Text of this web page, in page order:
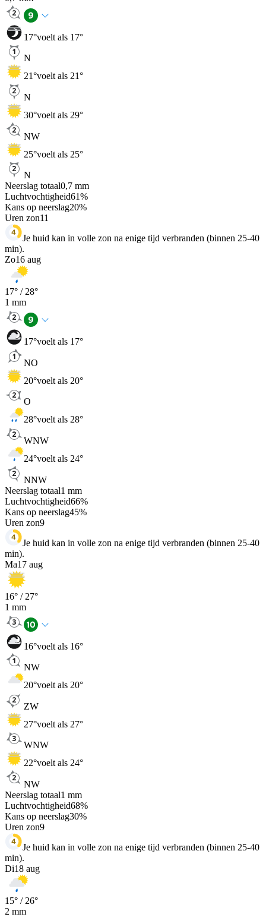
17°voelt als 17°
N
21°voelt als 21°
N
30°voelt als 29°
NW
25°voelt als 25°
N
Neerslag totaal0,7 mm
Luchtvochtigheid61%
Kans op neerslag20%
Uren zon11
Je huid kan in volle zon na enige tijd verbranden (binnen 25-40
min).
Zo16 aug
17° / 28°
1 mm
17°voelt als 17°
NO
20°voelt als 20°
O
28°voelt als 28°
WNW
24°voelt als 24°
NNW
Neerslag totaal1 mm
Luchtvochtigheid66%
Kans op neerslag45%
Uren zon9
Je huid kan in volle zon na enige tijd verbranden (binnen 25-40
min).
Ma17 aug
16° / 27°
1 mm
16°voelt als 16°
NW
20°voelt als 20°
ZW
27°voelt als 27°
WNW
22°voelt als 24°
NW
Neerslag totaal1 mm
Luchtvochtigheid68%
Kans op neerslag30%
Uren zon9
Je huid kan in volle zon na enige tijd verbranden (binnen 25-40
min).
Di18 aug
15° / 26°
2 mm